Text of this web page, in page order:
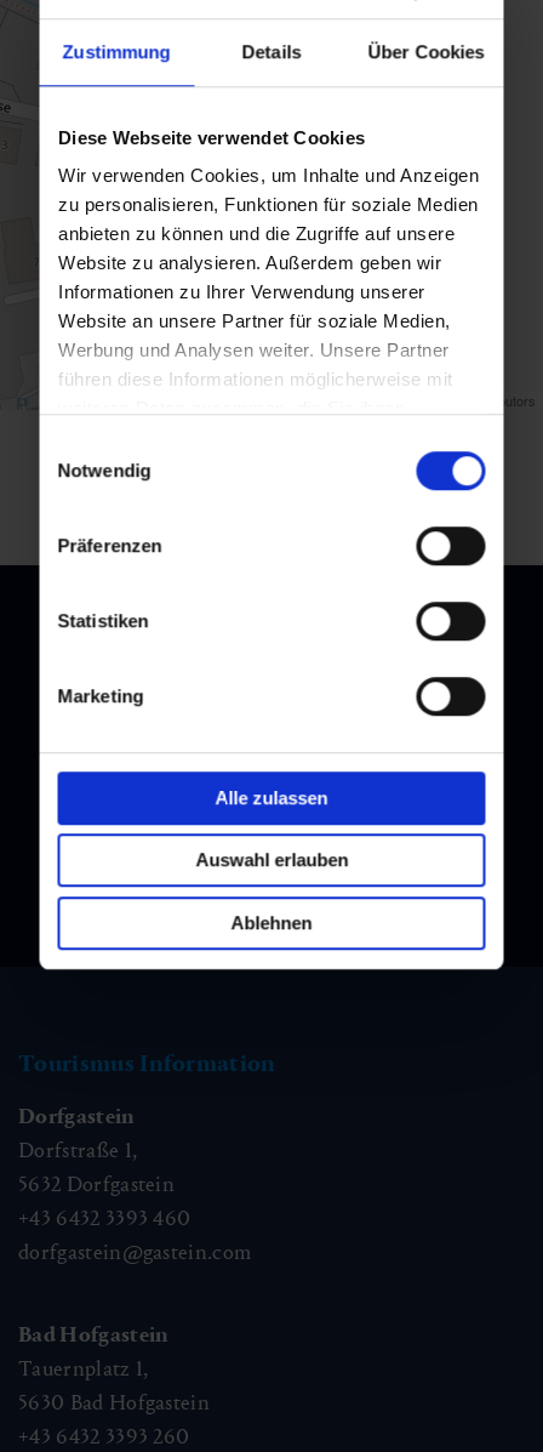
Zustimmung Details Über Cookies
Diese Webseite verwendet Cookies
Wir verwenden Cookies, um Inhalte und Anzeigen
zu personalisieren, Funktionen für soziale Medien
anbieten zu können und die Zugriffe auf unsere
Website zu analysieren. Außerdem geben wir
Informationen zu Ihrer Verwendung unserer
Website an unsere Partner für soziale Medien,
Werbung und Analysen weiter. Unsere Partner
führen diese Informationen möglicherweise mit
Nutzung der Dienste gesammelt haben.
Notwendig
Präferenzen
Statistiken
Marketing
Alle zulassen
Auswahl erlauben
Ablehnen
contributors
Zurück zur Übersicht
Tourismus Information
Dorfgastein
Dorfstraße 1,
5632 Dorfgastein
+43 6432 3393 460
dorfgastein@gastein.com
Bad Hofgastein
Tauernplatz 1,
5630 Bad Hofgastein
+43 6432 3393 260